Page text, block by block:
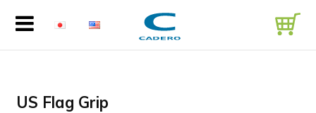
US Flag Grip